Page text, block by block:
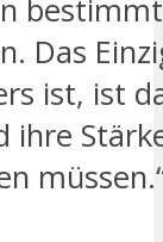
Das
ist, ist
ihre